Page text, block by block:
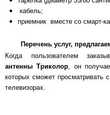
кабель;
приемник вместе со смарт-
Перечень услуг,
Когда пользователем
антенны Триколор, он
которых сможет просматривать
телевизорах.